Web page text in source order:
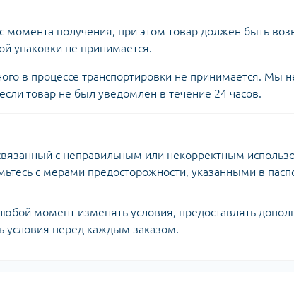
момента получения, при этом товар должен быть
упаковки не принимается.
в процессе транспортировки не принимается. Мы
товар не был уведомлен в течение 24 часов.
с неправильным или некорректным
с мерами предосторожности, указанными в
момент изменять условия, предоставлять
условия перед каждым заказом.